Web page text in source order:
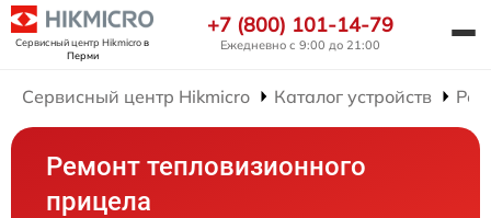
Сервисный центр Hikmicroв
Перми
+7 (800) 101-14-79
Ежедневно с 9:00 до 21:00
Сервисный центр Hikmicro Каталог устройств
Ремонт тепловизионного
прицела